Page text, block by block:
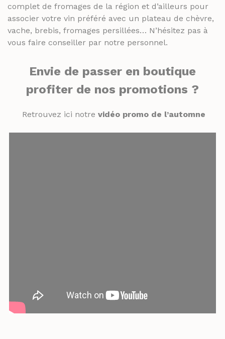
complet de fromages de la région et d’ailleurs pour
associer votre vin préféré avec un plateau de chèvre,
vache, brebis, fromages persillées… N’hésitez pas à
vous faire conseiller par notre personnel.
Envie de passer en boutique
profiter de nos promotions ?
Retrouvez ici notre vidéo promo de l’automne